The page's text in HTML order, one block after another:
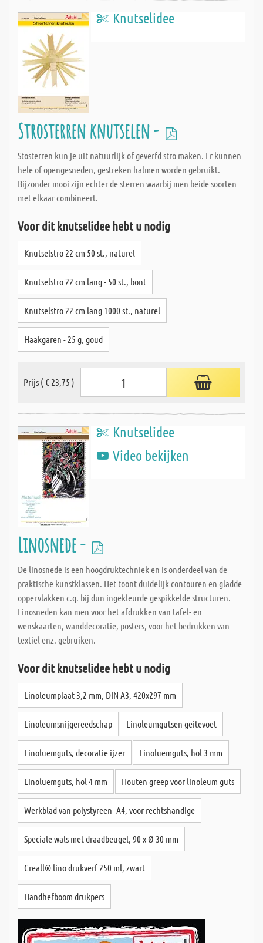
Knutselidee
Strosterren knutselen -
Stosterren kun je uit natuurlijk of geverfd stro maken. Er kunnen
hele of opengesneden, gestreken halmen worden gebruikt.
Bijzonder mooi zijn echter de sterren waarbij men beide soorten
met elkaar combineert.
Voor dit knutselidee hebt u nodig
Knutselstro 22 cm 50 st., naturel
Knutselstro 22 cm lang - 50 st., bont
Knutselstro 22 cm lang 1000 st., naturel
Haakgaren - 25 g, goud
Prijs ( € 23,75 )
Knutselidee
Video bekijken
Linosnede -
De linosnede is een hoogdruktechniek en is onderdeel van de
praktische kunstklassen. Het toont duidelijk contouren en gladde
oppervlakken c.q. bij dun ingekleurde gespikkelde structuren.
Linosneden kan men voor het afdrukken van tafel- en
wenskaarten, wanddecoratie, posters, voor het bedrukken van
textiel enz. gebruiken.
Voor dit knutselidee hebt u nodig
Linoleumplaat 3,2 mm, DIN A3, 420x297 mm
Linoleumsnijgereedschap Linoleumgutsen geitevoet
Linoluemguts, decoratie ijzer Linoluemguts, hol 3 mm
Linoluemguts, hol 4 mm Houten greep voor linoleum guts
Werkblad van polystyreen -A4, voor rechtshandige
Speciale wals met draadbeugel, 90 x Ø 30 mm
Creall® lino drukverf 250 ml, zwart
Handhefboom drukpers